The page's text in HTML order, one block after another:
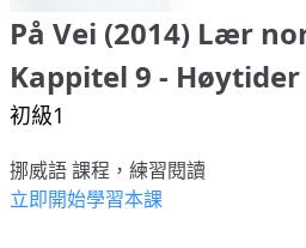
På Vei (2014) Lær
Kappitel 9 -
初級1
挪威語 課程，練習閱讀
立即開始學習本課